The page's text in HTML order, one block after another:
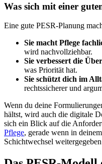
Was sich mit einer
Eine gute PESR-Planung
Sie macht Pflege
wird nachvollziehbar.
Sie verbessert die
was Priorität hat.
Sie schützt dich im
rechtssicherer und
Wenn du deine
hältst, wird auch die digitale
sich ein Blick auf die
Pflege, gerade wenn in
Schichtwechsel